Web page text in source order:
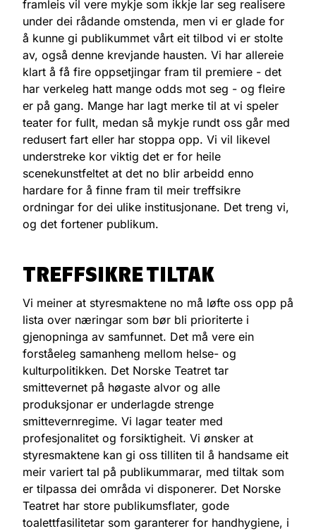
framleis vil vere mykje som ikkje lar seg realisere
under dei rådande omstenda, men vi er glade for
å kunne gi publikummet vårt eit tilbod vi er stolte
av, også denne krevjande hausten. Vi har allereie
klart å få fire oppsetjingar fram til premiere - det
har verkeleg hatt mange odds mot seg - og fleire
er på gang. Mange har lagt merke til at vi speler
teater for fullt, medan så mykje rundt oss går med
redusert fart eller har stoppa opp. Vi vil likevel
understreke kor viktig det er for heile
scenekunstfeltet at det no blir arbeidd enno
hardare for å finne fram til meir treffsikre
ordningar for dei ulike institusjonane. Det treng vi,
og det fortener publikum.
TREFFSIKRE TILTAK
Vi meiner at styresmaktene no må løfte oss opp på
lista over næringar som bør bli prioriterte i
gjenopninga av samfunnet. Det må vere ein
forståeleg samanheng mellom helse- og
kulturpolitikken. Det Norske Teatret tar
smittevernet på høgaste alvor og alle
produksjonar er underlagde strenge
smittevernregime. Vi lagar teater med
profesjonalitet og forsiktigheit. Vi ønsker at
styresmaktene kan gi oss tilliten til å handsame eit
meir variert tal på publikummarar, med tiltak som
er tilpassa dei områda vi disponerer. Det Norske
Teatret har store publikumsflater, gode
toalettfasilitetar som garanterer for handhygiene, i